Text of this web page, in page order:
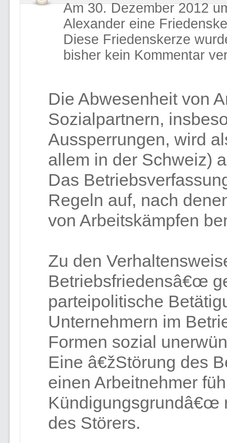
Am 30. Dezember 2012
Alexander eine
Diese Friedenskerze
bisher kein Kommentar
Die Abwesenheit von
Sozialpartnern,
Aussperrungen, wird
allem in der Schweiz)
Das
Regeln auf, nach
von Arbeitskämpfen
Zu den
Betriebsfriedensâ€œ
parteipolitische
Unternehmern im
Formen sozial
Eine â€žStörung des
einen Arbeitnehmer
Kündigungsgrundâ€œ
des Störers.